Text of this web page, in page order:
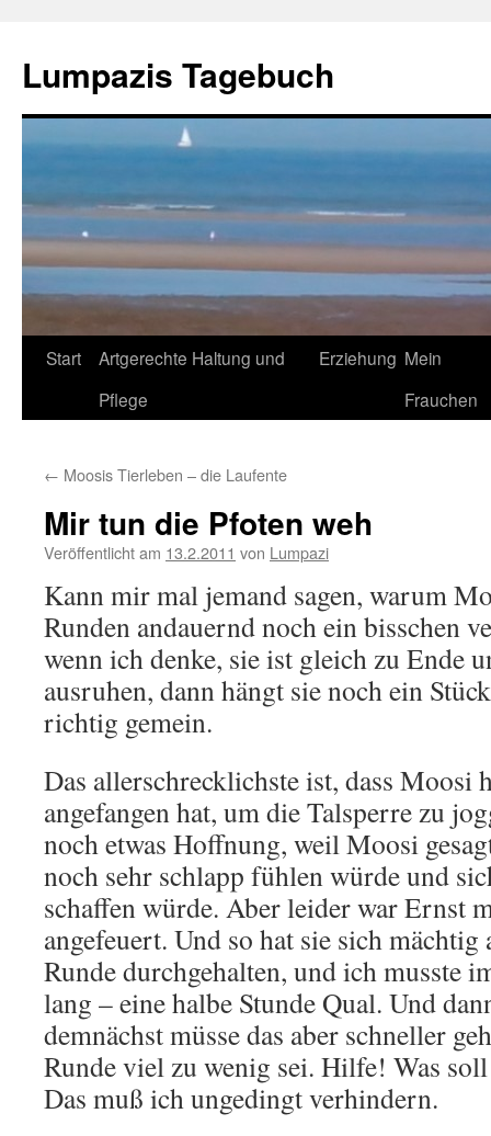
springen
Lumpazis Tagebuch
Start
Artgerechte Haltung und
Pflege
Erziehung Mein
Frauchen
← Moosis Tierleben – die Laufente
Mir tun die Pfoten weh
Veröffentlicht am 13.2.2011 von Lumpazi
Kann mir mal jemand sagen, warum
Runden andauernd noch ein bisschen
wenn ich denke, sie ist gleich zu Ende
ausruhen, dann hängt sie noch ein
richtig gemein.
Das allerschrecklichste ist, dass Moosi
angefangen hat, um die Talsperre zu
noch etwas Hoffnung, weil Moosi
noch sehr schlapp fühlen würde und
schaffen würde. Aber leider war Ernst
angefeuert. Und so hat sie sich mächtig
Runde durchgehalten, und ich musste
lang – eine halbe Stunde Qual. Und
demnächst müsse das aber schneller
Runde viel zu wenig sei. Hilfe! Was
Das muß ich ungedingt verhindern.